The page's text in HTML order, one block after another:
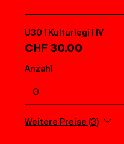
U30 | Kulturlegi | IV
CHF 30.00
Anzahl
Weitere Preise (3)